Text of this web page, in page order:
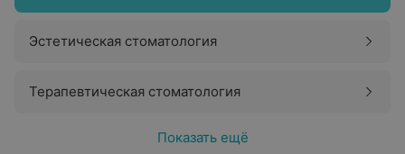
Эстетическая стоматология
Терапевтическая стоматология
Показать ещё